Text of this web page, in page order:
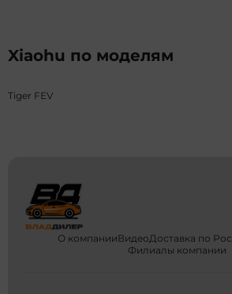
Xiaohu по моделям
Tiger FEV
О компанииВидеоДоставка по
Филиалы компании